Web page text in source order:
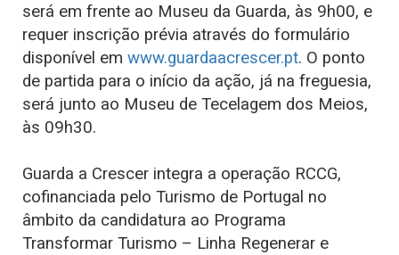
será em frente ao Museu da Guarda, às 9h00, e
requer inscrição prévia através do formulário
disponível em www.guardaacrescer.pt. O ponto
de partida para o início da ação, já na freguesia,
será junto ao Museu de Tecelagem dos Meios,
às 09h30.
Guarda a Crescer integra a operação RCCG,
cofinanciada pelo Turismo de Portugal no
âmbito da candidatura ao Programa
Transformar Turismo – Linha Regenerar e